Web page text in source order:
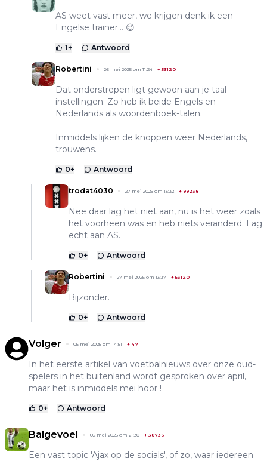
AS weet vast meer, we krijgen denk ik een
Engelse trainer... 😉
1+ Antwoord
Robertini 26 mei 2025 om 11:24 +53120
Dat onderstrepen ligt gewoon aan je taal-
instellingen. Zo heb ik beide Engels en
Nederlands als woordenboek-talen.
Inmiddels lijken de knoppen weer Nederlands,
trouwens.
0+ Antwoord
trodat4030 27 mei 2025 om 13:32 + 99238
Nee daar lag het niet aan, nu is het weer zoals
het voorheen was en heb niets veranderd. Lag
echt aan AS.
0+ Antwoord
Robertini 27 mei 2025 om 13:37 +53120
Bijzonder.
0+ Antwoord
Volger 05 mei 2025 om 14:51 + 47
In het eerste artikel van voetbalnieuws over onze oud-
spelers in het buitenland wordt gesproken over april,
maar het is inmiddels mei hoor !
0+ Antwoord
Balgevoel 02 mei 2025 om 21:30 + 38736
Een vast topic 'Ajax op de socials', of zo, waar iedereen